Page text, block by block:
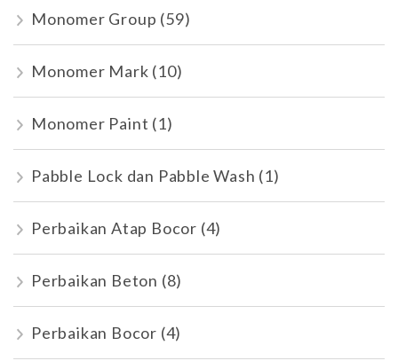
Monomer Group (59)
Monomer Mark (10)
Monomer Paint (1)
Pabble Lock dan Pabble Wash (1)
Perbaikan Atap Bocor (4)
Perbaikan Beton (8)
Perbaikan Bocor (4)